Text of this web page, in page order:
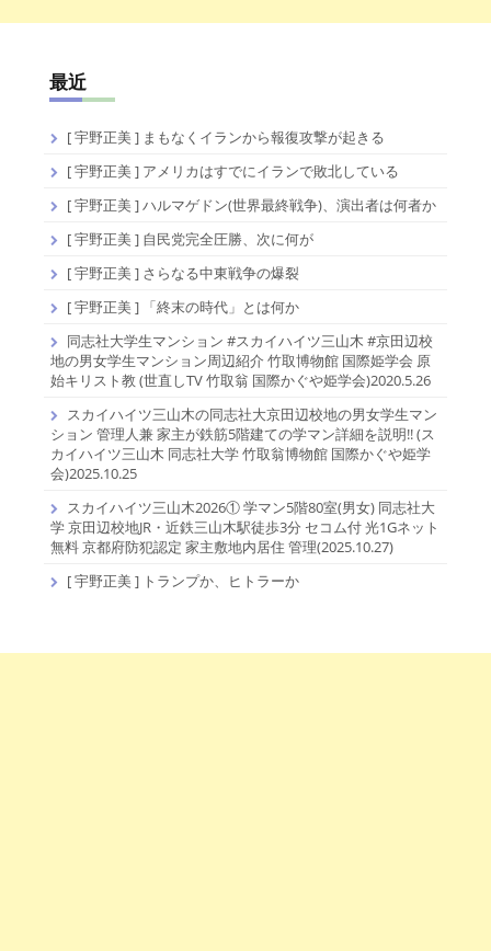
最近
[ 宇野正美 ] まもなくイランから報復攻撃が起きる
[ 宇野正美 ] アメリカはすでにイランで敗北している
[ 宇野正美 ] ハルマゲドン(世界最終戦争)、演出者は何者か
[ 宇野正美 ] 自民党完全圧勝、次に何が
[ 宇野正美 ] さらなる中東戦争の爆裂
[ 宇野正美 ] 「終末の時代」とは何か
同志社大学生マンション #スカイハイツ三山木 #京田辺校
地の男女学生マンション周辺紹介 竹取博物館 国際姫学会 原
始キリスト教 (世直しTV 竹取翁 国際かぐや姫学会)2020.5.26
スカイハイツ三山木の同志社大京田辺校地の男女学生マン
ション 管理人兼 家主が鉄筋5階建ての学マン詳細を説明!! (ス
カイハイツ三山木 同志社大学 竹取翁博物館 国際かぐや姫学
会)2025.10.25
スカイハイツ三山木2026① 学マン5階80室(男女) 同志社大
学 京田辺校地JR・近鉄三山木駅徒歩3分 セコム付 光1Gネット
無料 京都府防犯認定 家主敷地内居住 管理(2025.10.27)
[ 宇野正美 ] トランプか、ヒトラーか